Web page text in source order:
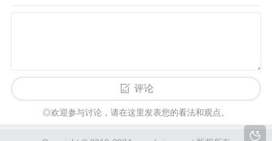
评论
◎欢迎参与讨论，请在这里发表您的看法和观点。